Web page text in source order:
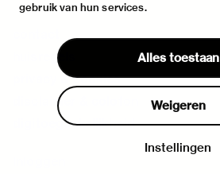
gebruik van hun services.
Alles toestaan
Weigeren
Instellingen
huisregels
privacy & cookies
disclaimer & colofon
digitoegankelijkheid